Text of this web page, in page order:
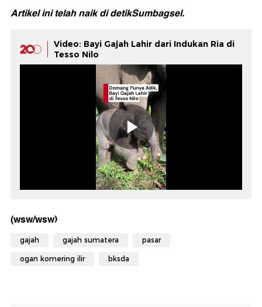
Artikel ini telah naik didetikSumbagsel.
Video: Bayi Gajah Lahir dari Indukan Ria di
Tesso Nilo
(wsw/wsw)
gajah gajah sumatera pasar
ogan komering ilir bksda